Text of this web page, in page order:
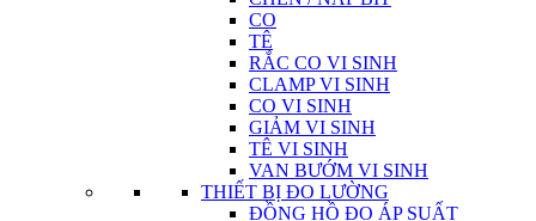
CO
TÊ
RẮC CO VI SINH
CLAMP VI SINH
CO VI SINH
GIẢM VI SINH
TÊ VI SINH
VAN BƯỚM VI SINH
THIẾT BỊ ĐO LƯỜNG
ĐỒNG HỒ ĐO ÁP SUẤT